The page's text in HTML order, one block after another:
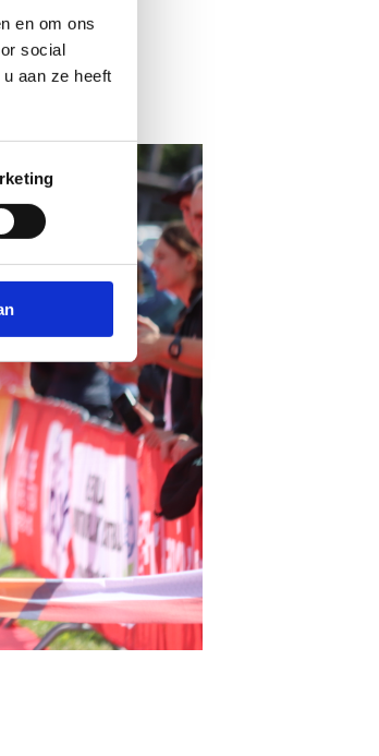
en om ons
social
aan ze heeft